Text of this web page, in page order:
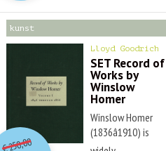
kunst
Lloyd Goodrich
SET Record of
Works by
Winslow
Homer
Winslow Homer
(1836â1910) is
€250,00O
orspr
onkelijke
Huidige